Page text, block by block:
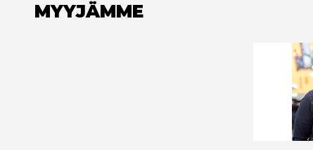
MYYJÄMME